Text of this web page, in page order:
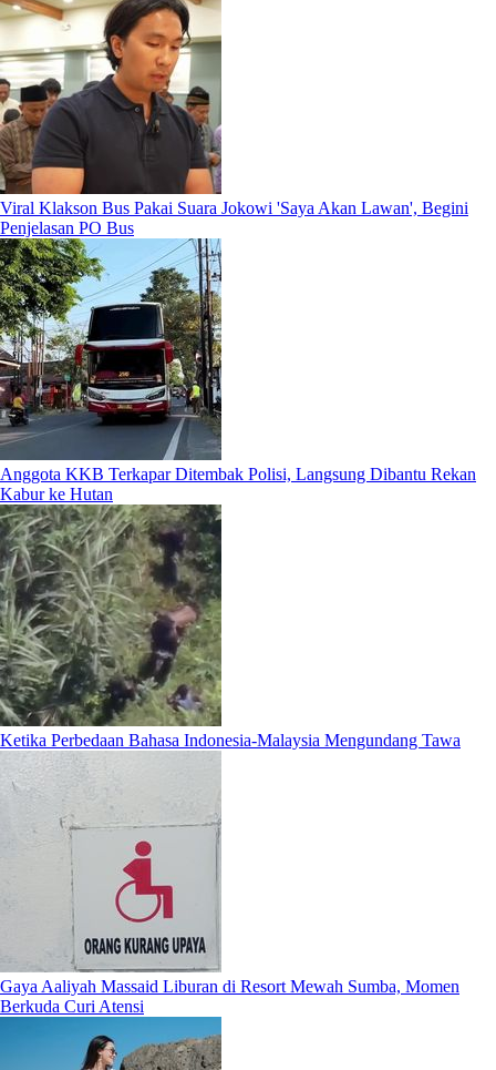
Viral Klakson Bus Pakai Suara Jokowi 'Saya Akan Lawan', Begini
Penjelasan PO Bus
Anggota KKB Terkapar Ditembak Polisi, Langsung Dibantu Rekan
Kabur ke Hutan
Ketika Perbedaan Bahasa Indonesia-Malaysia Mengundang Tawa
Gaya Aaliyah Massaid Liburan di Resort Mewah Sumba, Momen
Berkuda Curi Atensi